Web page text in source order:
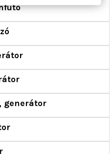
generátor